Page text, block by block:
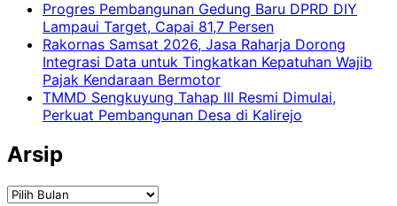
Progres Pembangunan Gedung Baru DPRD DIY
Lampaui Target, Capai 81,7 Persen
Rakornas Samsat 2026, Jasa Raharja Dorong
Integrasi Data untuk Tingkatkan Kepatuhan Wajib
Pajak Kendaraan Bermotor
TMMD Sengkuyung Tahap III Resmi Dimulai,
Perkuat Pembangunan Desa di Kalirejo
Arsip
Arsip